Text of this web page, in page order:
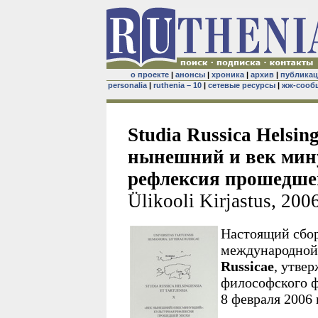
о проекте| анонсы| хроника| архив|
personalia| ruthenia – 10| сетевые ресурсы| жж-
Studia Russica
нынешний и век
рефлексия
Ülikooli Kirjastus,
Настоящий
Russicae,
философского
8 февраля 2006